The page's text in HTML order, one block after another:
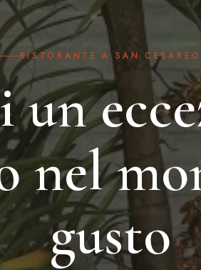
RISTORANTE A SAN CESAREO
nel
gusto